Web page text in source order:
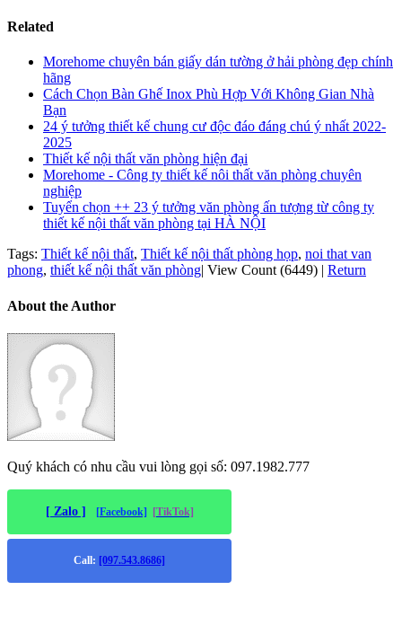
Related
Morehome chuyên bán giấy dán tường ở hải phòng đẹp chính
hãng
Cách Chọn Bàn Ghế Inox Phù Hợp Với Không Gian Nhà
Bạn
24 ý tưởng thiết kế chung cư độc đáo đáng chú ý nhất 2022-
2025
Thiết kế nội thất văn phòng hiện đại
Morehome - Công ty thiết kế nôi thất văn phòng chuyên
nghiệp
Tuyển chọn ++ 23 ý tưởng văn phòng ấn tượng từ công ty
thiết kế nội thất văn phòng tại HÀ NỘI
Tags: Thiết kế nội thất, Thiết kế nội thất phòng họp, noi that van
phong, thiết kế nội thất văn phòng| View Count (6449) | Return
About the Author
Quý khách có nhu cầu vui lòng gọi số: 097.1982.777
[ Zalo ] [Facebook] [TikTok]
Call: [097.543.8686]